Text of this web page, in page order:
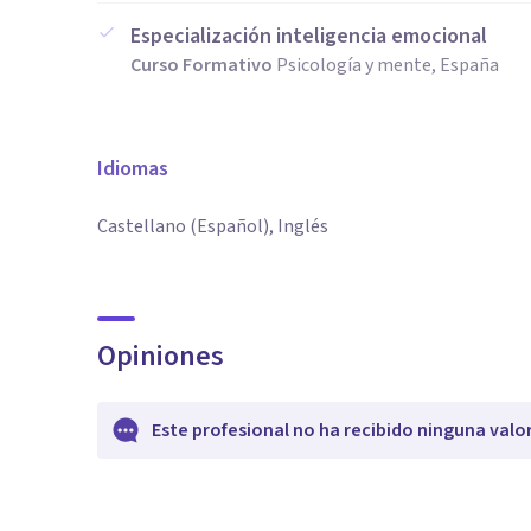
Especialización inteligencia emocional
Curso Formativo Psicología y mente, España
Idiomas
Castellano (Español), Inglés
Opiniones
Este profesional no ha recibido ninguna